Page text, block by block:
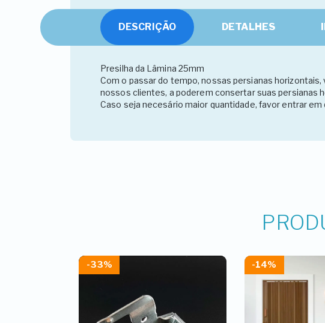
DESCRIÇÃO DETALHES
Presilha da Lâmina 25mm
Com o passar do tempo, nossas persianas
nossos clientes, a poderem consertar suas persianas
Caso seja necesário maior quantidade, favor entrar
-33% -14%